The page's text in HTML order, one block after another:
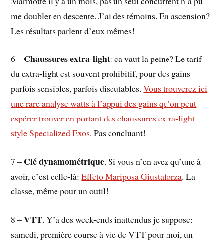
me doubler en descente. J’ai des témoins. En ascension?
Les résultats parlent d’eux mêmes!
6 – Chaussures extra-light: ca vaut la peine? Le tarif
du extra-light est souvent prohibitif, pour des gains
parfois sensibles, parfois discutables.Vous trouverez ici
une rare analyse watts à l’appui des gains qu’on peut
espérer trouver en portant des chaussures extra-light
style Specialized Exos. Pas concluant!
7 – Clé dynamométrique. Si vous n’en avez qu’une à
avoir, c’est celle-là:Effeto Mariposa Giustaforza. La
classe, même pour un outil!
8 –VTT. Y’a des week-ends inattendus je suppose:
samedi, première course à vie de VTT pour moi, un